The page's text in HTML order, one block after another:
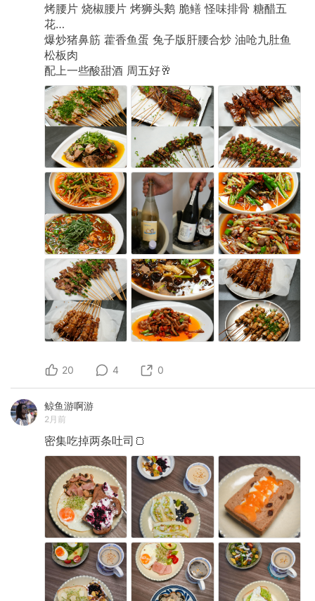
烤腰片 烧椒腰片 烤狮头鹅 脆鳝 怪味排骨 糖醋五
花…
爆炒猪鼻筋 藿香鱼蛋 兔子版肝腰合炒 油呛九肚鱼
松板肉
配上一些酸甜酒 周五好🥂
20 4 0
鲸鱼游啊游
2月前
密集吃掉两条吐司🍞